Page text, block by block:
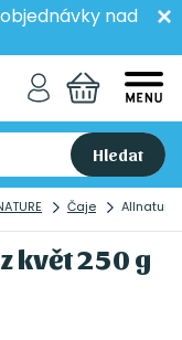
nad
Hledat
Čaje Allnature
květ 250 g